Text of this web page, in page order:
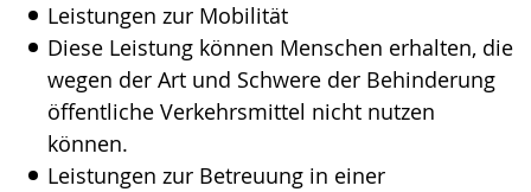
Leistungen zur Mobilität
Diese Leistung können Menschen erhalten, die
wegen der Art und Schwere der Behinderung
öffentliche Verkehrsmittel nicht nutzen
können.
Leistungen zur Betreuung in einer